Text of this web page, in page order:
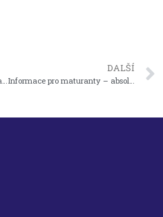
DALŠÍ